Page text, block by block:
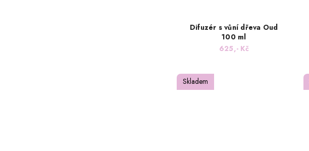
Difuzér s vůní dřeva Oud
100 ml
625,- Kč
Skladem